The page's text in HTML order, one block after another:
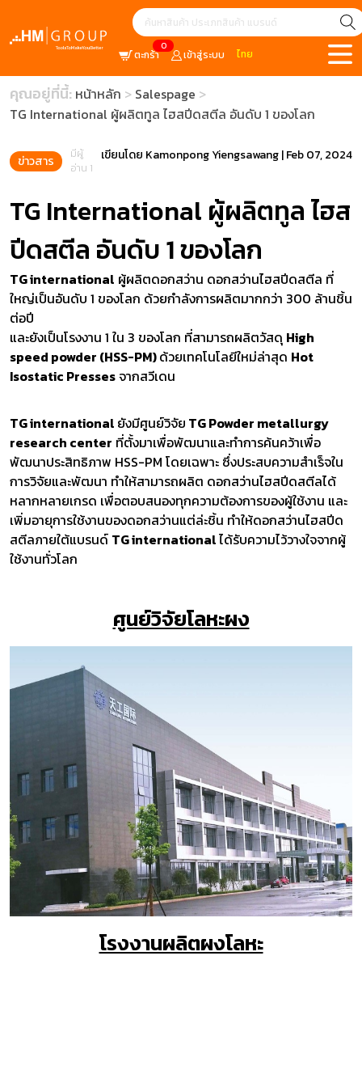
0
ตะกร้า เข้าสู่ระบบ ไทย
คุณอยู่ที่นี้: หน้าหลัก
Salespage
TG International ผู้ผลิตทูล ไฮสปีดสตีล อันดับ 1 ของโลก
ข่าวสาร
มีผู้
อ่าน 1
เขียนโดย Kamonpong Yiengsawang|Feb 07, 2024
TG International ผู้ผลิตทูล ไฮส
ปีดสตีล อันดับ 1 ของโลก
TG international ผู้ผลิตดอกสว่าน ดอกสว่านไฮสปีดสตีล ที่
ใหญ่เป็นอันดับ 1 ของโลก ด้วยกำลังการผลิตมากกว่า 300 ล้านชิ้น
ต่อปี
และยังเป็นโรงงาน 1 ใน 3 ของโลก ที่สามารถผลิตวัสดุ High
speed powder (HSS-PM)ด้วยเทคโนโลยีใหม่ล่าสุด Hot
Isostatic Pressesจากสวีเดน
TG international ยังมีศูนย์วิจัย TG Powder metallurgy
research center ที่ตั้งมาเพื่อพัฒนาและทำการค้นคว้าเพื่อ
พัฒนาประสิทธิภาพ HSS-PM โดยเฉพาะ ซึ่งประสบความสําเร็จใน
การวิจัยและพัฒนา ทำให้สามารถผลิต ดอกสว่านไฮสปีดสตีลได้
หลากหลายเกรด เพื่อตอบสนองทุกความต้องการของผู้ใช้งาน และ
เพิ่มอายุการใช้งานของดอกสว่านแต่ล่ะชิ้น ทำให้ดอกสว่านไฮสปีด
สตีลภายใต้แบรนด์ TG internationalได้รับความไว้วางใจจากผู้
ใช้งานทั่วโลก
ศูนย์วิจัยโลหะผง
โรงงานผลิตผงโลหะ